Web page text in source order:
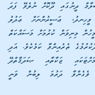
ޒަކާތް ދިނުމަކީ އިސްލާމް ދީނުގައި ދޫކޮށް ނުލެވޭ ފަދަ
ވާޖިބެއް ކަމުގައި ވީހިނދު، ޢަސީރުންނަށް ޢަދުލު
އިންސާފު ހޯދައިދީ އެމީހުން މިނިވަން ކުރުމަށް މަސައްކަތް
ކުރުމަކީ މިވާޖިބު އަދާކުރުމުގެ ތެރެއިންވާ ކަމެކެވެ. އަދި
މިމަގުގައި ހޭދަކުރުމަށްޓަކައި ޒަކާތާއި ޞަދަޤާތްދޭ
މީހުންނަށް މަތިވެރި ވެގެންވާ ދަރުމަ ލިބުން ވަނީ